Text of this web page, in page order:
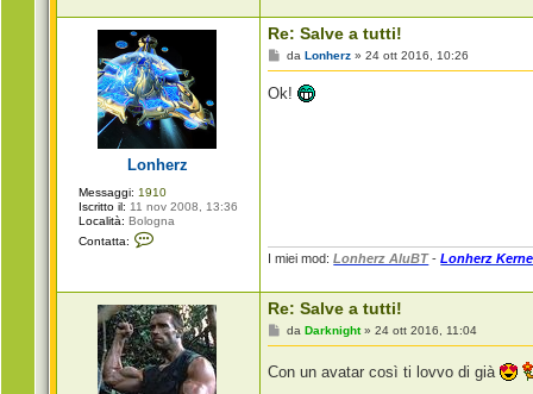
Lonherz
Messaggi: 1910
Iscritto il: 11 nov 2008, 13:36
Località: Bologna
Contatta:
a
t
t
a
L
o
n
Re: Salve a tutti!
M
e
s
daLonherz »24 ott 2016, 10:26
Ok!
I miei mod:Lonherz AluBT-Lonherz
Re: Salve a tutti!
M
e
s
daDarknight»24 ott 2016, 11:04
Con un avatar così ti lovvo di già